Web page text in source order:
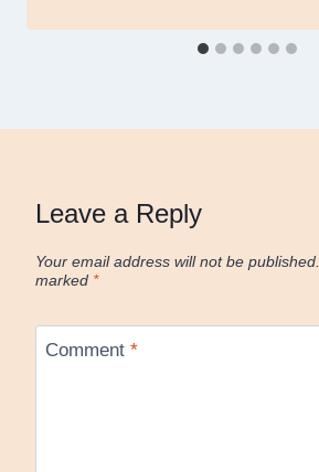
Leave a Reply
Your email address will not be published.
marked *
Comment *